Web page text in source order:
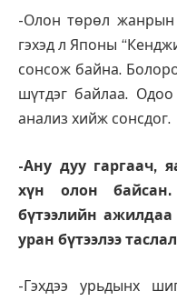
-Олон төрөл жанрын
гэхэд л Японы
сонсож байна.
шүтдэг байлаа.
анализ хийж сонсдог.
-Ану дуу гаргаач,
хүн олон
бүтээлийн
уран бүтээлээ
-Гэхдээ урьдынх